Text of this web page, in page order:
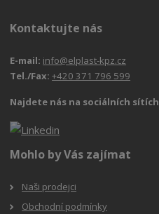
Kontaktujte nás
E-mail: info@elplast-kpz.cz
Tel./Fax:+420 371 796 599
Najdete nás na sociálních sítích
Mohlo by Vás zajímat
Naši prodejci
Obchodní podmínky